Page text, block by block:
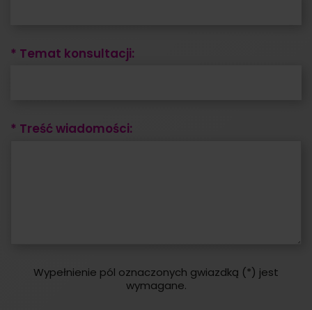
* Temat konsultacji:
* Treść wiadomości:
Wypełnienie pól oznaczonych gwiazdką (*) jest
wymagane.